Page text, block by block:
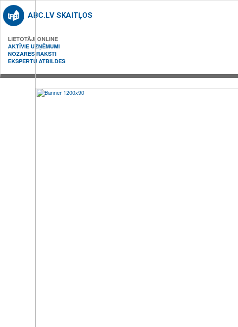
ABC.LV SKAITĻOS
LIETOTĀJI ONLINE
AKTĪVIE UZŅĒMUMI
NOZARES RAKSTI
EKSPERTU ATBILDES